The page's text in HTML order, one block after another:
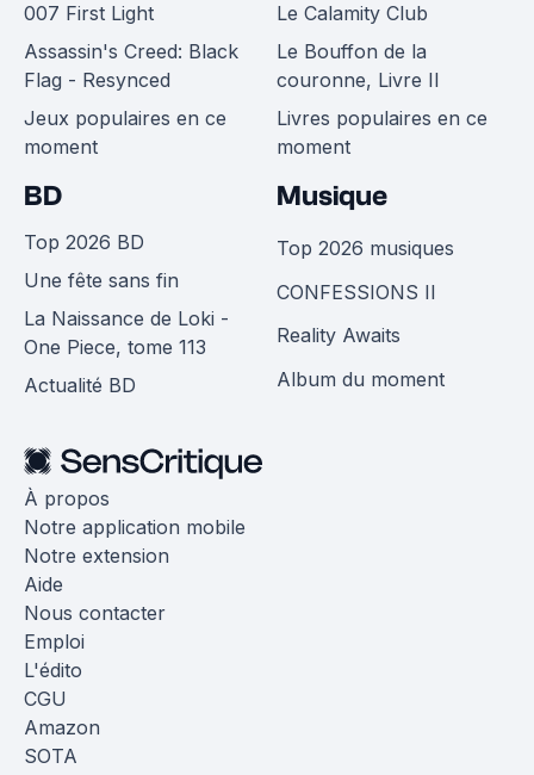
007 First Light
Assassin's Creed: Black
Flag - Resynced
Jeux populaires en ce
moment
Le Calamity Club
Le Bouffon de la
couronne, Livre II
Livres populaires en ce
moment
BD
Top 2026 BD
Une fête sans fin
La Naissance de Loki -
One Piece, tome 113
Actualité BD
Musique
Top 2026 musiques
CONFESSIONS II
Reality Awaits
Album du moment
À propos
Notre application mobile
Notre extension
Aide
Nous contacter
Emploi
L'édito
CGU
Amazon
SOTA